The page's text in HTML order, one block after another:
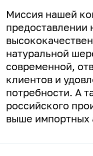
Миссия нашей
предоставлении
натуральной
современной,
клиентов и
потребности. А
российского
выше импортных